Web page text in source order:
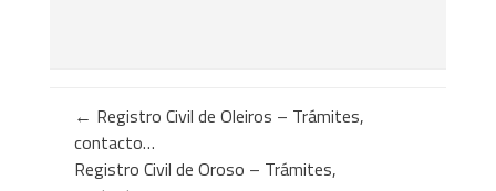
← Registro Civil de Oleiros – Trámites,
contacto…
Registro Civil de Oroso – Trámites,